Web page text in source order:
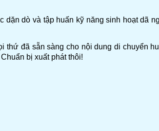
dặn dò và tập huấn kỹ năng sinh hoạt dã
thứ đã sẵn sàng cho nội dung di chuyển
bị xuất phát thôi!